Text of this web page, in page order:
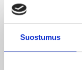
Suostumus